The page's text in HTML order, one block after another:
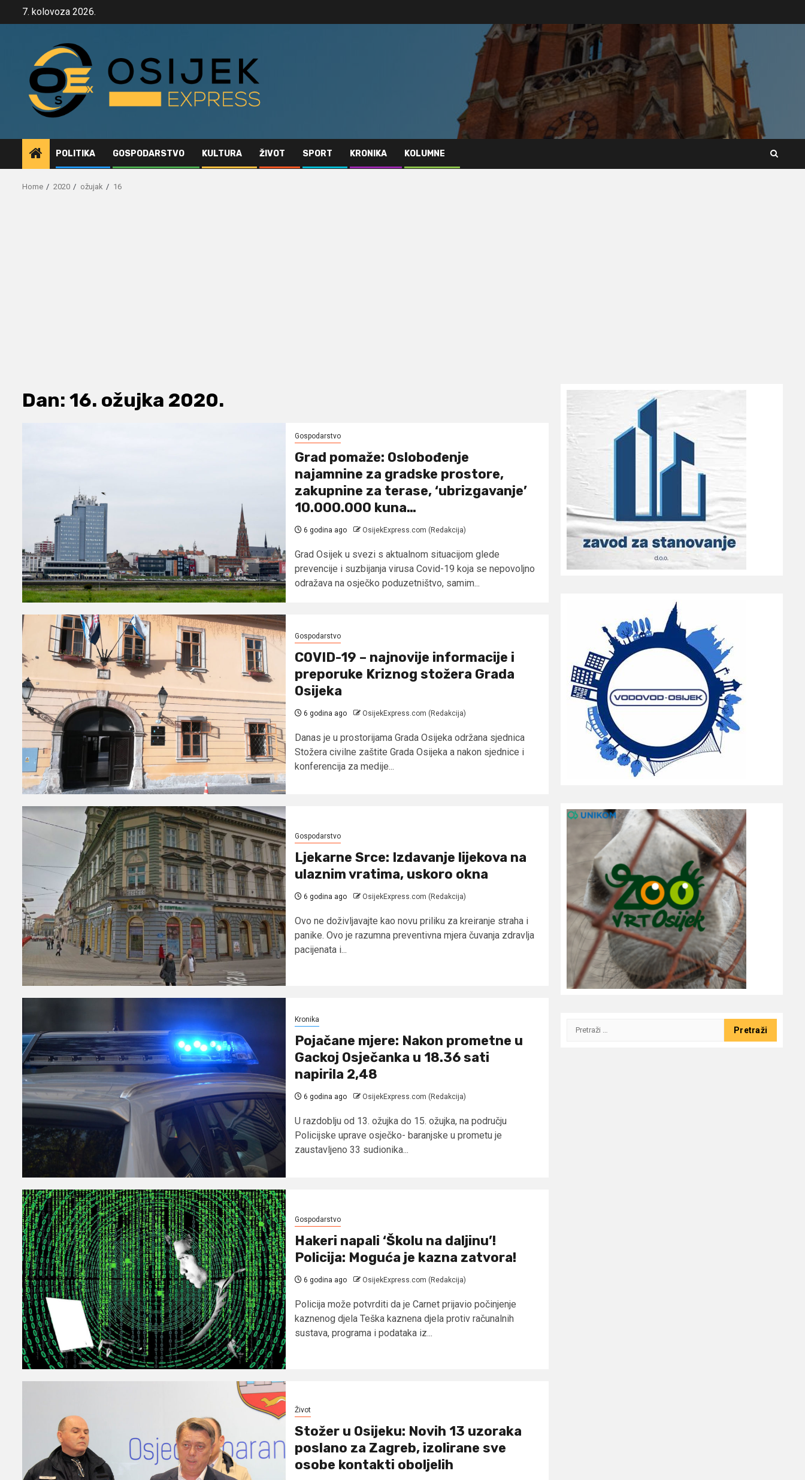
7. kolovoza 2026.
POLITIKA GOSPODARSTVO KULTURA ŽIVOT SPORT KRONIKA KOLUMNE
Home 2020 ožujak 16
Dan: 16. ožujka 2020.
Gospodarstvo
Grad pomaže: Oslobođenje
najamnine za gradske prostore,
zakupnine za terase, ‘ubrizgavanje’
10.000.000 kuna…
6 godina ago OsijekExpress.com (Redakcija)
Grad Osijek u svezi s aktualnom situacijom glede
prevencije i suzbijanja virusa Covid-19 koja se nepovoljno
odražava na osječko poduzetništvo, samim...
Gospodarstvo
COVID-19 – najnovije informacije i
preporuke Kriznog stožera Grada
Osijeka
6 godina ago OsijekExpress.com (Redakcija)
Danas je u prostorijama Grada Osijeka održana sjednica
Stožera civilne zaštite Grada Osijeka a nakon sjednice i
konferencija za medije...
Gospodarstvo
Ljekarne Srce: Izdavanje lijekova na
ulaznim vratima, uskoro okna
6 godina ago OsijekExpress.com (Redakcija)
Ovo ne doživljavajte kao novu priliku za kreiranje straha i
panike. Ovo je razumna preventivna mjera čuvanja zdravlja
pacijenata i...
Kronika
Pojačane mjere: Nakon prometne u
Gackoj Osječanka u 18.36 sati
napirila 2,48
6 godina ago OsijekExpress.com (Redakcija)
U razdoblju od 13. ožujka do 15. ožujka, na području
Policijske uprave osječko- baranjske u prometu je
zaustavljeno 33 sudionika...
Gospodarstvo
Hakeri napali ‘Školu na daljinu’!
Policija: Moguća je kazna zatvora!
6 godina ago OsijekExpress.com (Redakcija)
Policija može potvrditi da je Carnet prijavio počinjenje
kaznenog djela Teška kaznena djela protiv računalnih
sustava, programa i podataka iz...
Život
Stožer u Osijeku: Novih 13 uzoraka
poslano za Zagreb, izolirane sve
osobe kontakti oboljelih
Pretraži: